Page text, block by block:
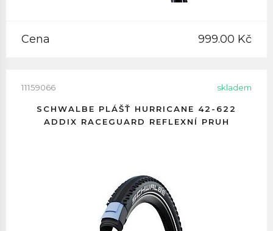
Cena 999.00 Kč
11159066 skladem
SCHWALBE PLÁŠŤ HURRICANE 42-622
ADDIX RACEGUARD REFLEXNÍ PRUH